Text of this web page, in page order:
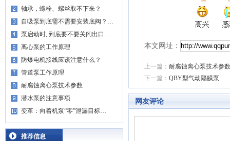
轴承，螺栓、螺丝取不下来？
自吸泵到底需不需要安装底阀？…
泵启动时, 到底要不要关闭出口…
离心泵的工作原理
防爆电机接线应该注意什么？
管道泵工作原理
耐腐蚀离心泵技术参数
潜水泵的注意事项
变革：向着机泵“零”泄漏目标…
推荐信息
本文网址：
上一篇： 耐腐蚀离心泵技术参数
下一篇： QBY型气动隔膜泵
网友评论